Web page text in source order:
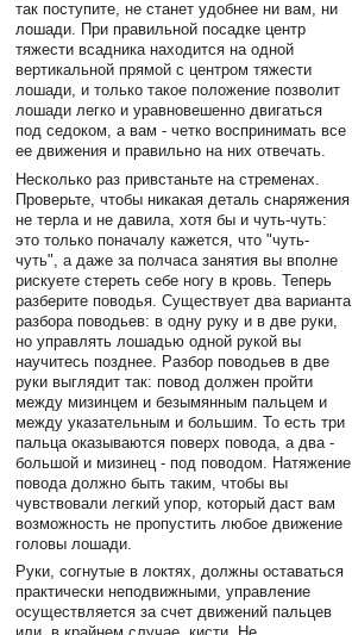
так поступите, не станет удобнее ни вам, ни
лошади. При правильной посадке центр
тяжести всадника находится на одной
вертикальной прямой с центром тяжести
лошади, и только такое положение позволит
лошади легко и уравновешенно двигаться
под седоком, а вам - четко воспринимать все
ее движения и правильно на них отвечать.
Несколько раз привстаньте на стременах.
Проверьте, чтобы никакая деталь снаряжения
не терла и не давила, хотя бы и чуть-чуть:
это только поначалу кажется, что "чуть-
чуть", а даже за полчаса занятия вы вполне
рискуете стереть себе ногу в кровь. Теперь
разберите поводья. Существует два варианта
разбора поводьев: в одну руку и в две руки,
но управлять лошадью одной рукой вы
научитесь позднее. Разбор поводьев в две
руки выглядит так: повод должен пройти
между мизинцем и безымянным пальцем и
между указательным и большим. То есть три
пальца оказываются поверх повода, а два -
большой и мизинец - под поводом. Натяжение
повода должно быть таким, чтобы вы
чувствовали легкий упор, который даст вам
возможность не пропустить любое движение
головы лошади.
Руки, согнутые в локтях, должны оставаться
практически неподвижными, управление
осуществляется за счет движений пальцев